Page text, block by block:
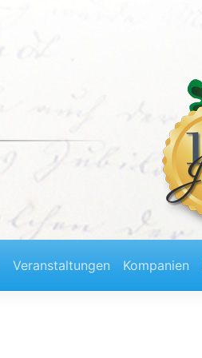
Veranstaltungen Kompanien